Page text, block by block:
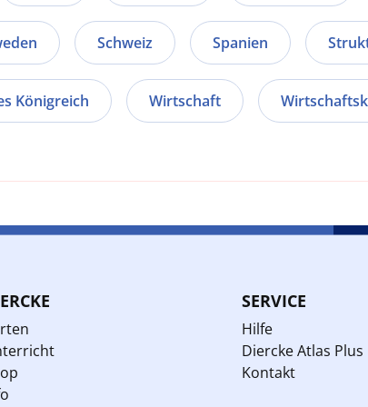
Schweiz Spanien
Königreich Wirtschaft
SERVICE
Hilfe
Diercke Atlas Plus
Kontakt